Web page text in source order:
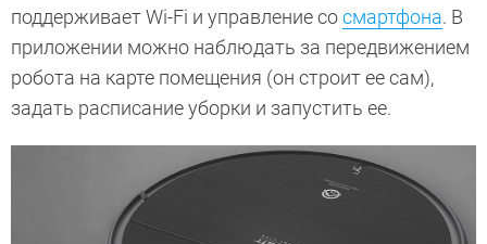
поддерживает Wi-Fi и управление сосмартфона. В
приложении можно наблюдать за передвижением
робота на карте помещения (он строит ее сам),
задать расписание уборки и запустить ее.